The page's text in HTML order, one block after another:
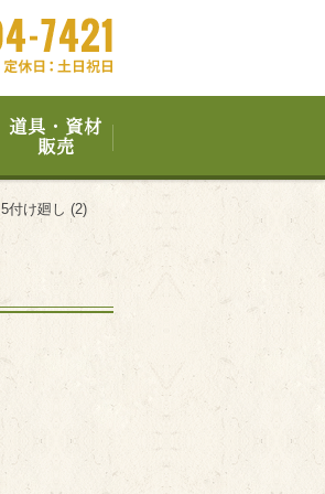
道具・資材
販売
5付け廻し (2)